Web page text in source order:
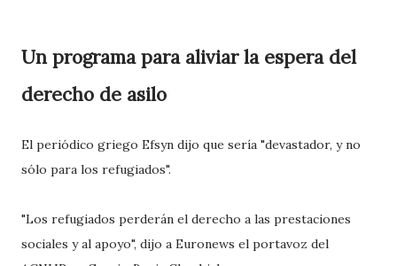
Un programa para aliviar la espera del
derecho de asilo
El periódico griego Efsyn dijo que sería "devastador, y no
sólo para los refugiados".
"Los refugiados perderán el derecho a las prestaciones
sociales y al apoyo", dijo a Euronews el portavoz del